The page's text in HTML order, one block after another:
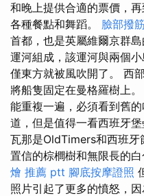
和晚上提供合適的票價，
各種餐點和舞蹈。 臉部撥
首都，也是英屬維爾京群
運河組成，該運河與兩個
僅東方就被風吹開了。 西
將船隻固定在曼格羅樹上
能重複一遍，必須看到舊
道，但是值得一看西班牙
瓦那是OldTimers和西班牙
置信的棕櫚樹和無限長的
燴 推薦 ptt 腳底按摩證照
照片引起了更多的憤怒，